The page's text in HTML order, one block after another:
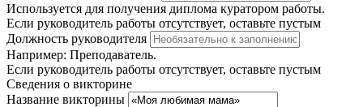
Используется для получения диплома куратором работы.
Если руководитель работы отсутствует, оставьте пустым
Должность руководителя
Например: Преподаватель.
Если руководитель работы отсутствует, оставьте пустым
Сведения о викторине
Название викторины